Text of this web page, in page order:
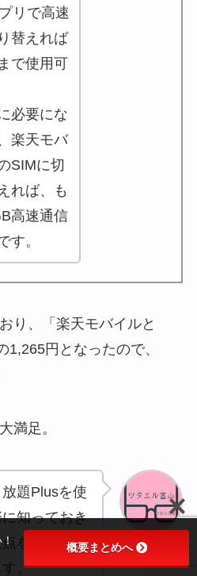
リで高速
替えれば
で使用可
必要にな
楽天モバ
SIMに切
れば、も
高速通信
す。
り、「楽天モバイルと
1,265円 となったので、
満足。
ママ
題Plusを使
知っておき
を別記事に
。
概要まとめへ